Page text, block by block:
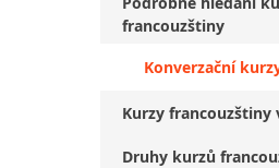
francouzštiny
Kurzy francouzštiny
Druhy kurzů